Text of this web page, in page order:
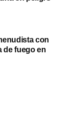
con
de fuego en